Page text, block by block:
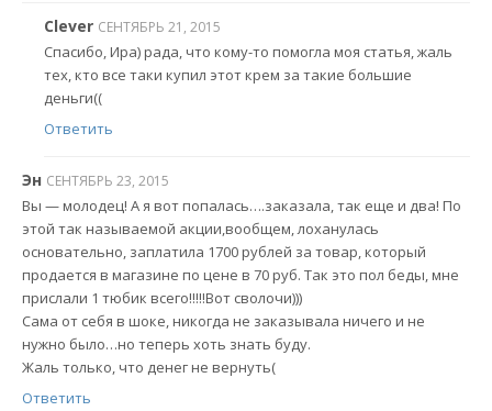
Clever СЕНТЯБРЬ 21, 2015
Спасибо, Ира) рада, что кому-то помогла моя статья, жаль
тех, кто все таки купил этот крем за такие большие
деньги((
Ответить
Эн СЕНТЯБРЬ 23, 2015
Вы — молодец! А я вот попалась….заказала, так еще и два! По
этой так называемой акции,вообщем, лоханулась
основательно, заплатила 1700 рублей за товар, который
продается в магазине по цене в 70 руб. Так это пол беды, мне
прислали 1 тюбик всего!!!!!Вот сволочи)))
Сама от себя в шоке, никогда не заказывала ничего и не
нужно было…но теперь хоть знать буду.
Жаль только, что денег не вернуть(
Ответить